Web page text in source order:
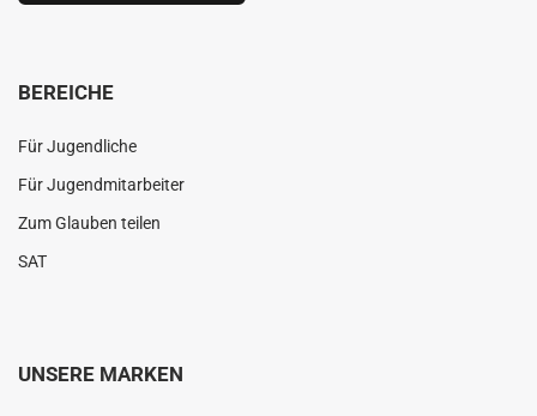
BEREICHE
Für Jugendliche
Für Jugendmitarbeiter
Zum Glauben teilen
SAT
UNSERE MARKEN